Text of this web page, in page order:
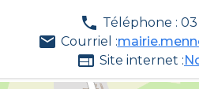
Téléphone :
Courriel :
Site internet :